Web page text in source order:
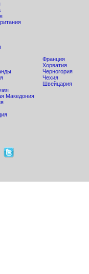
Македония
Франция
Хорватия
Черногория
Чехия
Швейцария